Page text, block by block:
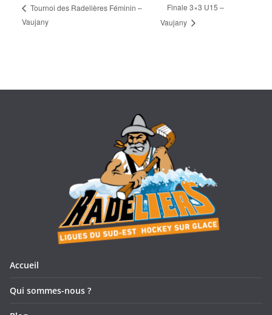
Tournoi des Radelières Féminin –
Vaujany
Finale 3×3 U15 –
Vaujany
Accueil
Qui sommes-nous ?